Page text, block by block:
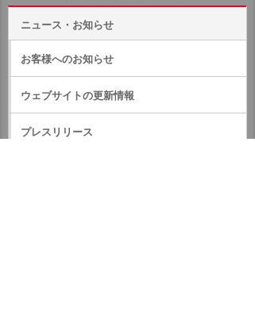
ニュース・お知らせ
お客様へのお知らせ
ウェブサイトの更新情報
プレスリリース